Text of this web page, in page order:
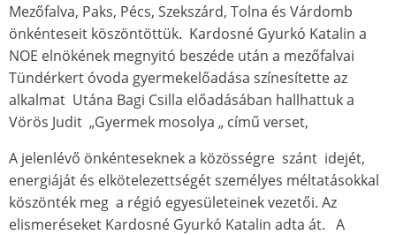
Mezőfalva, Paks, Pécs, Szekszárd, Tolna és Várdomb
önkénteseit köszöntöttük. Kardosné Gyurkó Katalin a
NOE elnökének megnyitó beszéde után a mezőfalvai
Tündérkert óvoda gyermekelőadása színesítette az
alkalmat Utána Bagi Csilla előadásában hallhattuk a
Vörös Judit „Gyermek mosolya „ című verset,
A jelenlévő önkénteseknek a közösségre szánt idejét,
energiáját és elkötelezettségét személyes méltatásokkal
köszönték meg a régió egyesületeinek vezetői. Az
elismeréseket Kardosné Gyurkó Katalin adta át. A